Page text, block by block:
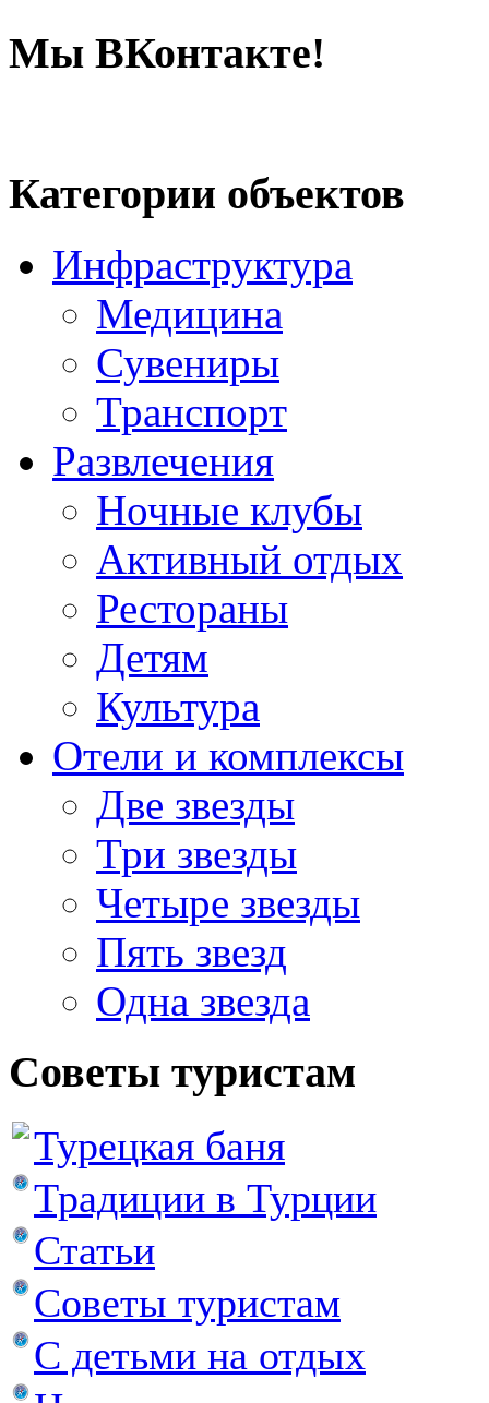
Мы ВКонтакте!
Категории объектов
Инфраструктура
Медицина
Сувениры
Транспорт
Развлечения
Ночные клубы
Активный отдых
Рестораны
Детям
Культура
Отели и комплексы
Две звезды
Три звезды
Четыре звезды
Пять звезд
Одна звезда
Советы туристам
Турецкая баня
Традиции в Турции
Статьи
Советы туристам
С детьми на отдых